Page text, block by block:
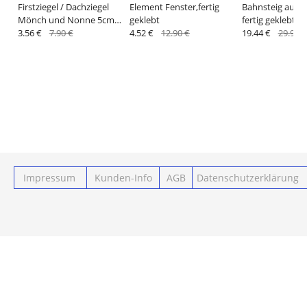
Firstziegel / Dachziegel
Mönch und Nonne 5cm
lang
3.56 € 7.90 €
Element Fenster,fertig
geklebt
4.52 € 12.90 €
Bahnsteig aus
fertig geklebt
19.44 € 29.90 €
Impressum Kunden-Info AGB Datenschutzerklärung